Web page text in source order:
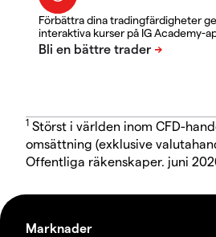
Förbättra dina tradingfärdigheter
interaktiva kurser på IG Academy-
1 Störst i världen inom CFD-
omsättning (exklusive
Offentliga räkenskaper. juni
Marknader